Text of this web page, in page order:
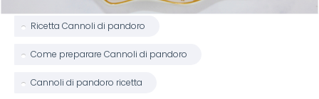
Ricetta Cannoli di pandoro
Come preparare Cannoli di pandoro
Cannoli di pandoro ricetta